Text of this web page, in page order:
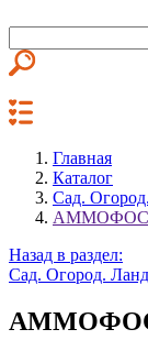
Главная
Каталог
Сад.
АММОФОС-
Назад в раздел:
Сад. Огород.